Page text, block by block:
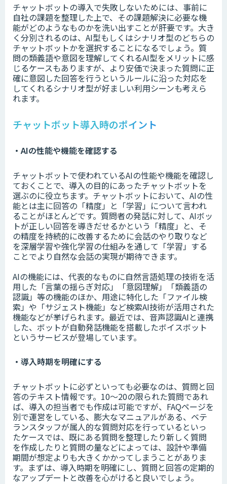
チャットボットの導入で失敗しないためには、事前に
自社の課題を整理した上で、その課題解決に必要な機
能がどのようなものかを洗い出すことが肝要です。大き
く分別されるのは、AI型もしくはシナリオ型のどちらの
チャットボットかを選択することになるでしょう。質
問の類義語や意図を理解してくれるAI型をメリットに感
じるケースもありますが、より安価で決まった質問に正
確に意図した回答を行うというルールに沿った対応を
してくれるシナリオ型が好ましい利用シーンも考えら
れます。
チャットボット導入時のポイント
・AIの性能や機能を確認する
チャットボットで使われているAIの性能や機能を確認し
ておくことで、導入の目的にあったチャットボットを
選ぶのに役立ちます。チャットボットにおいて、AIの性
能とは主に回答の「精度」と「学習」について言われ
ることがほとんどです。質問者の発話に対して、AIボッ
トが正しい回答を導きだせるかという「精度」と、そ
の精度を持続的に改善するために会話のやり取りなど
を深層学習や強化学習の仕組みを通して「学習」する
ことでより自然な会話の実現が期待できます。
AIの機能には、代表的なものに自然言語処理の技術を活
用した「言葉の揺らぎ対応」「意図理解」「類義語の
認識」等の機能のほか、用途に特化した「ファイル検
索」や「サジェスト機能」など検索AI技術が活用された
機能などが挙げられます。最近では、音声認識AIと連携
した、ボットが自動発話機能を搭載したボイスボット
というサービスが登場しています。
・導入時期を明確にする
チャットボットに必ずといっても必要なのは、質問と回
答のテキスト情報です。10～20の限られた質問であれ
ば、導入の担当者でも作成は可能ですが、FAQページを
別で運営をしている、膨大なマニュアルがある、ベテ
ランスタッフが属人的な質問対応を行っているといっ
たケースでは、既にある質問を整理したり新しく質問
を作成したりと質問の量などによっては、設計や準備
期間が想定よりも大きくかかってしまうことがありま
す。まずは、導入時期を明確にし、質問と回答の定期的
なアップデートと改善を心がけると良いでしょう。